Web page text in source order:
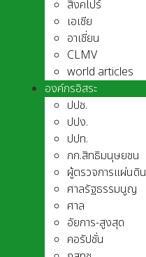
สิงคโปร์
เอเชีย
อาเชี่ยน
CLMV
world articles
องค์กรอิสระ
ปปช.
ปปง.
ปปท.
กก.สิทธิมนุษยชน
ผู้ตรวจการแผ่นดิน
ศาลรัฐธรรมนูญ
ศาล
อัยการ-สูงสุด
คอรัปชั่น